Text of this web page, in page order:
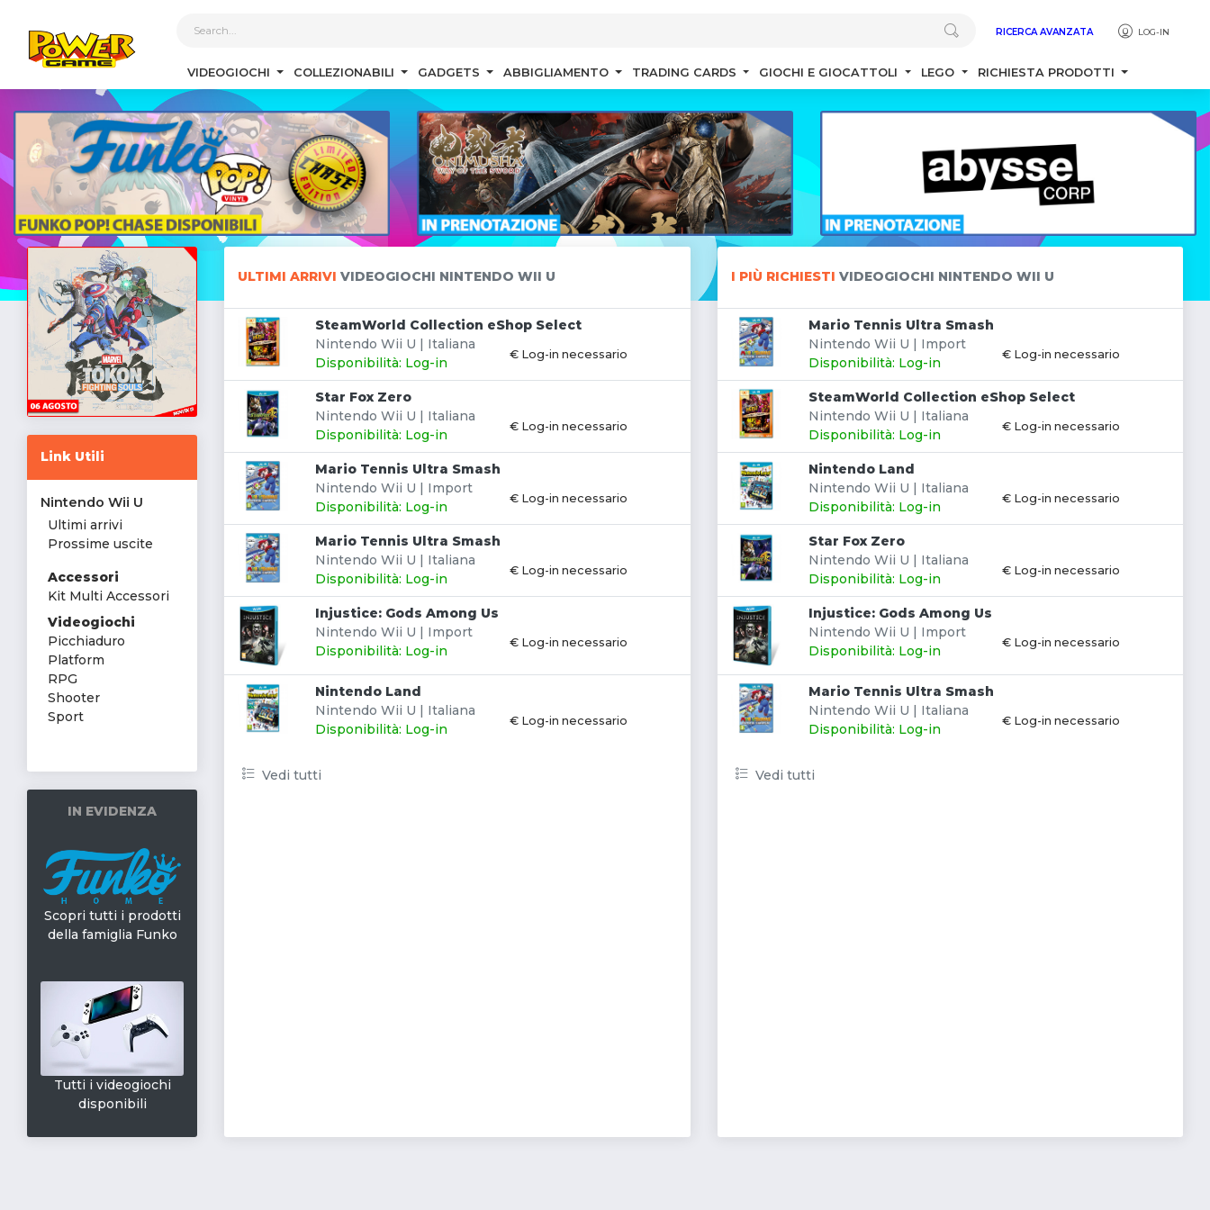
RICERCA AVANZATA LOG-IN
VIDEOGIOCHI COLLEZIONABILI GADGETS ABBIGLIAMENTO TRADING CARDS GIOCHI E GIOCATTOLI LEGO RICHIESTA PRODOTTI
Link Utili
Nintendo Wii U
Ultimi arrivi
Prossime uscite
Accessori
Kit Multi Accessori
Videogiochi
Picchiaduro
Platform
RPG
Shooter
Sport
IN EVIDENZA
Scopri tutti i prodotti
della famiglia Funko
Tutti i videogiochi
disponibili
ULTIMI ARRIVI VIDEOGIOCHI NINTENDO WII U
SteamWorld Collection eShop Select
Nintendo Wii U | Italiana
Disponibilità: Log-in
€ Log-in necessario
Star Fox Zero
Nintendo Wii U | Italiana
Disponibilità: Log-in
€ Log-in necessario
Mario Tennis Ultra Smash
Nintendo Wii U | Import
Disponibilità: Log-in
€ Log-in necessario
Mario Tennis Ultra Smash
Nintendo Wii U | Italiana
Disponibilità: Log-in
€ Log-in necessario
Injustice: Gods Among Us
Nintendo Wii U | Import
Disponibilità: Log-in
€ Log-in necessario
Nintendo Land
Nintendo Wii U | Italiana
Disponibilità: Log-in
€ Log-in necessario
Vedi tutti
I PIÙ RICHIESTI VIDEOGIOCHI NINTENDO WII U
Mario Tennis Ultra Smash
Nintendo Wii U | Import
Disponibilità: Log-in
€ Log-in necessario
SteamWorld Collection eShop Select
Nintendo Wii U | Italiana
Disponibilità: Log-in
€ Log-in necessario
Nintendo Land
Nintendo Wii U | Italiana
Disponibilità: Log-in
€ Log-in necessario
Star Fox Zero
Nintendo Wii U | Italiana
Disponibilità: Log-in
€ Log-in necessario
Injustice: Gods Among Us
Nintendo Wii U | Import
Disponibilità: Log-in
€ Log-in necessario
Mario Tennis Ultra Smash
Nintendo Wii U | Italiana
Disponibilità: Log-in
€ Log-in necessario
Vedi tutti